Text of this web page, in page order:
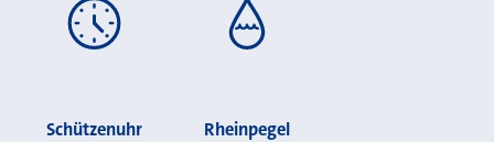
Schützenuhr Rheinpegel